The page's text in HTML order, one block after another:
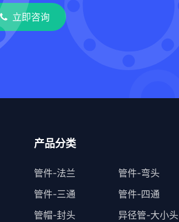
立即咨询
产品分类
管件-法兰
管件-弯头
管件-三通
管件-四通
管帽-封头
异径管-大小头